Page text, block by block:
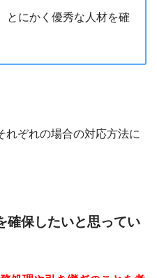
とにかく優秀な人材を確
れぞれの場合の対応方法に
確保したいと思ってい